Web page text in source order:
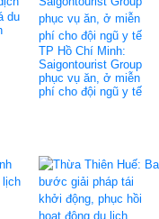
du
TP Hồ Chí Minh:
Saigontourist Group
phục vụ ăn, ở miễn
phí cho đội ngũ y tế